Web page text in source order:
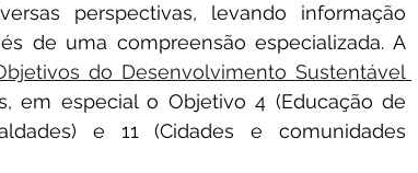
perspectivas, levando informação
de uma compreensão especializada. A
do Desenvolvimento Sustentável
em especial o Objetivo 4 (Educação de
e 11 (Cidades e comunidades